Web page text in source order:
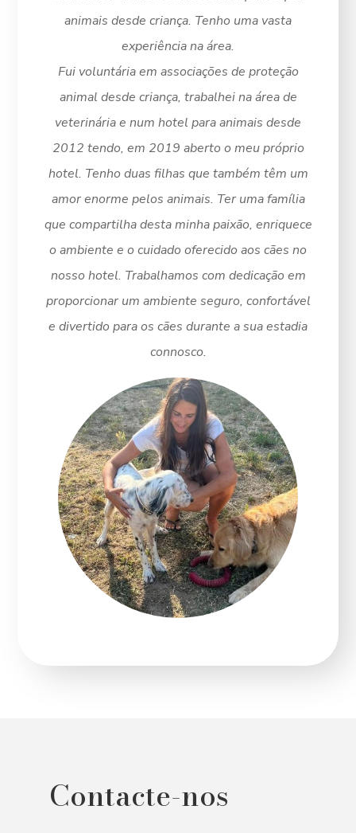
animais desde criança. Tenho uma vasta
experiência na área.
Fui voluntária em associações de proteção
animal desde criança, trabalhei na área de
veterinária e num hotel para animais desde
2012 tendo, em 2019 aberto o meu próprio
hotel. Tenho duas filhas que também têm um
amor enorme pelos animais. Ter uma família
que compartilha desta minha paixão, enriquece
o ambiente e o cuidado oferecido aos cães no
nosso hotel. Trabalhamos com dedicação em
proporcionar um ambiente seguro, confortável
e divertido para os cães durante a sua estadia
connosco.
Contacte-nos